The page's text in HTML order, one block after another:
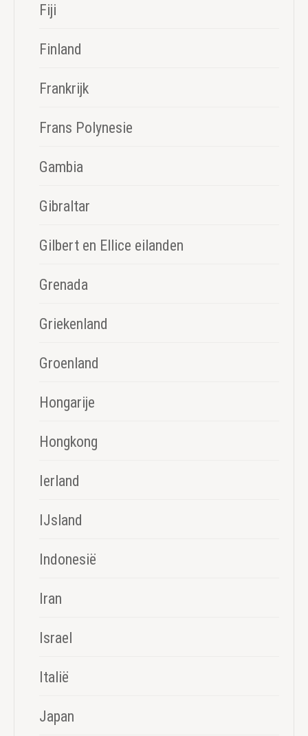
Fiji
Finland
Frankrijk
Frans Polynesie
Gambia
Gibraltar
Gilbert en Ellice eilanden
Grenada
Griekenland
Groenland
Hongarije
Hongkong
Ierland
IJsland
Indonesië
Iran
Israel
Italië
Japan